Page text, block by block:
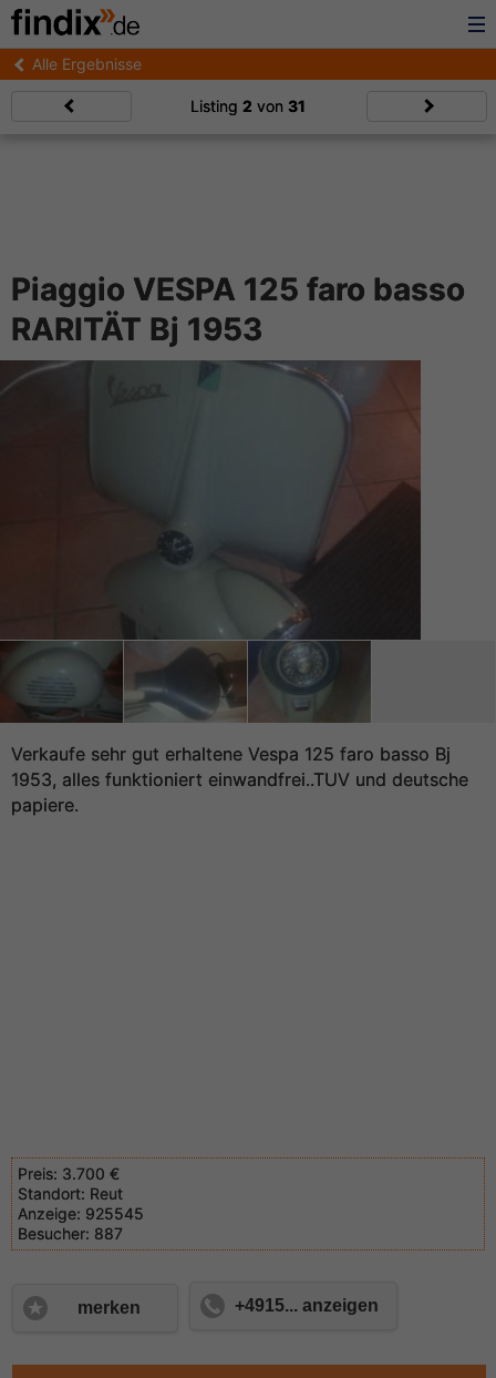
Alle Ergebnisse
Listing 2 von 31
Piaggio VESPA 125 faro basso
RARITÄT Bj 1953
Verkaufe sehr gut erhaltene Vespa 125 faro basso Bj
1953, alles funktioniert einwandfrei..TUV und deutsche
papiere.
Preis: 3.700 €
Standort: Reut
Anzeige: 925545
Besucher: 887
merken +4915... anzeigen